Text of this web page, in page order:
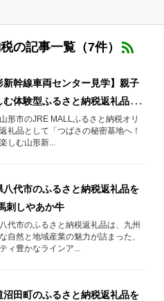
の記事一覧（7件）
新幹線車両センター見学】親子
む体験型ふるさと納税返礼品
さの秘密基地へ！】
形市のJRE MALLふるさと納税オリ
礼品として「つばさの秘密基地へ！
しむ山形新...
八代市のふるさと納税返礼品を
刺しやあか牛
代市のふるさと納税返礼品は、九州
自然と地域産業の魅力が詰まった、
ィ豊かなラインア...
沼田町のふるさと納税返礼品を